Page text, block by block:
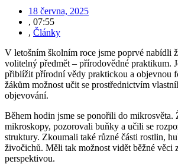
18 června, 2025
, 07:55
, Články
V letošním školním roce jsme poprvé nabídli
volitelný předmět – přírodovědné praktikum.
přiblížit přírodní vědy praktickou a objevnou
žákům možnost učit se prostřednictvím
objevování.
Během hodin jsme se ponořili do mikrosvěta.
mikroskopy, pozorovali buňky a učili se
struktury. Zkoumali také různé části rostlin,
živočichů. Měli tak možnost vidět běžné věci
perspektivou.